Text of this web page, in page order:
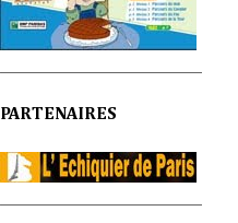
PARTENAIRES